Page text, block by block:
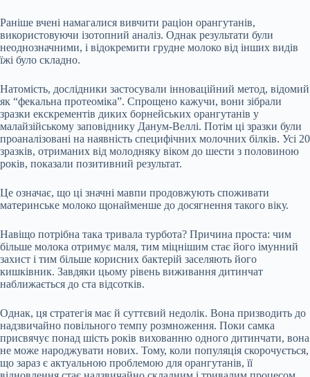
Раніше вчені намагалися вивчити раціон орангутанів,
використовуючи ізотопний аналіз. Однак результати були
неоднозначними, і відокремити грудне молоко від інших видів
їжі було складно.
Натомість, дослідники застосували інноваційний метод, відомий
як “фекальна протеоміка”. Спрощено кажучи, вони зібрали
зразки екскрементів диких борнейських орангутанів у
малайзійському заповіднику Данум-Веллі. Потім ці зразки були
проаналізовані на наявність специфічних молочних білків. Усі 20
зразків, отриманих від молодняку віком до шести з половиною
років, показали позитивний результат.
Це означає, що ці значні мавпи продовжують споживати
материнське молоко щонайменше до досягнення такого віку.
Навіщо потрібна така тривала турбота? Причина проста: чим
більше молока отримує маля, тим міцнішим стає його імунний
захист і тим більше корисних бактерій заселяють його
кишківник. Завдяки цьому рівень виживання дитинчат
наближається до ста відсотків.
Однак, ця стратегія має й суттєвий недолік. Вона призводить до
надзвичайно повільного темпу розмноження. Поки самка
присвячує понад шість років вихованню одного дитинчати, вона
не може народжувати нових. Тому, коли популяція скорочується,
що зараз є актуальною проблемою для орангутанів, її